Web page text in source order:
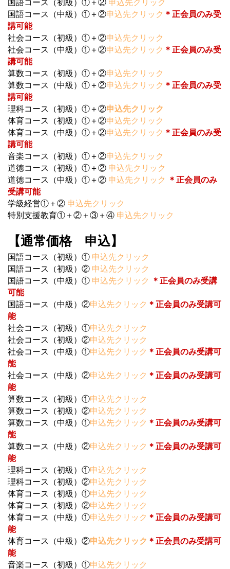
国語コース（中級）①＋②申込先クリック ＊正会員のみ受
講可能
社会コース（初級）①＋②申込先クリック
社会コース（中級）①＋②申込先クリック ＊正会員のみ受
講可能
算数コース（初級）①＋②申込先クリック
算数コース（中級）①＋②申込先クリック ＊正会員のみ受
講可能
理科コース（初級）①＋②申込先クリック
体育コース（初級）①＋②申込先クリック
体育コース（中級）①＋②申込先クリック ＊正会員のみ受
講可能
音楽コース（初級）①＋②申込先クリック
道徳コース（初級）①＋② 申込先クリック
道徳コース（中級）①＋② 申込先クリック ＊正会員のみ
受講可能
学級経営①＋② 申込先クリック
特別支援教育①＋②＋③＋④ 申込先クリック
【通常価格 申込】
国語コース（初級）① 申込先クリック
国語コース（初級）② 申込先クリック
国語コース（中級）① 申込先クリック ＊正会員のみ受講
可能
国語コース（中級）②申込先クリック ＊正会員のみ受講可
能
社会コース（初級）①申込先クリック
社会コース（初級）②申込先クリック
社会コース（中級）①申込先クリック ＊正会員のみ受講可
能
社会コース（中級）②申込先クリック ＊正会員のみ受講可
能
算数コース（初級）①申込先クリック
算数コース（初級）②申込先クリック
算数コース（中級）①申込先クリック ＊正会員のみ受講可
能
算数コース（中級）②申込先クリック ＊正会員のみ受講可
能
理科コース（初級）①申込先クリック
理科コース（初級）②申込先クリック
体育コース（初級）①申込先クリック
体育コース（初級）②申込先クリック
体育コース（中級）①申込先クリック ＊正会員のみ受講可
能
体育コース（中級）②申込先クリック ＊正会員のみ受講可
能
音楽コース（初級）①申込先クリック